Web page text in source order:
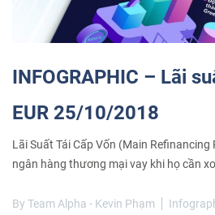
INFOGRAPHIC – Lãi
EUR 25/10/2018
Lãi Suất Tái Cấp Vốn (Main
ngân hàng thương mại vay khi họ cần
By Team Alpha - Kevin Phạm